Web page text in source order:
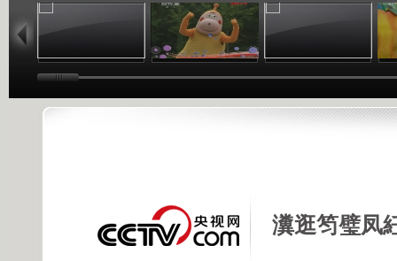
瀵逛笉璧凤